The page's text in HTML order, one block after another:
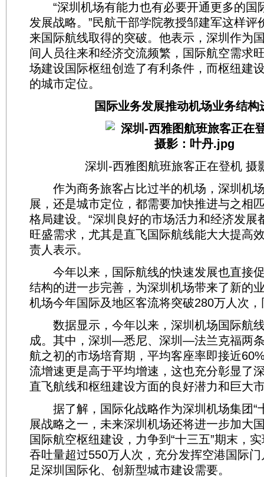
“深圳机场有能力也有必要开通更多的国
发展战略。”民航干部学院教授邹建军这样评
来国际航线取得的突破。他表示，深圳作为
间人员往来和经济交流频繁，国际航空需求
场建设国际枢纽创造了有利条件，而枢纽建
的城市定位。
国际业务发展推动机场业务结构
深圳-西雅图航班旅客正在登机 摄
作为商务旅客占比过半的机场，深圳机
展，还是城市定位，都需要加快推进与之相
格局建设。“深圳良好的市场活力和经济发展
旺盛需求，尤其是直飞国际航线能大大提高
责人表示。
今年以来，国际航线的快速发展也直接
结构的进一步完善，为深圳机场带来了新的
机场今年国际及地区客流将突破280万人次
数据显示，今年以来，深圳机场国际航
成。其中，深圳—悉尼、深圳—法兰克福两
航之初的市场培育期，平均客座率即接近
流增速更是高于平均增速，这也充分彰显了
直飞航线和枢纽建设方面的良好潜力和巨大
据了解，国际化战略作为深圳机场集团“
展战略之一，未来深圳机场还将进一步加大
国际航空枢纽建设，力争到“十三五”期末，
吞吐量超过550万人次，充分发挥空港国际
足深圳国际化、创新型城市建设需要。